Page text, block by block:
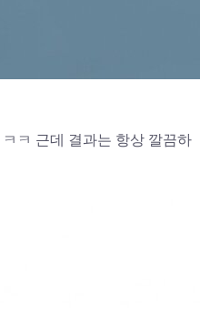
ㅋ 근데 결과는 항상 깔끔하